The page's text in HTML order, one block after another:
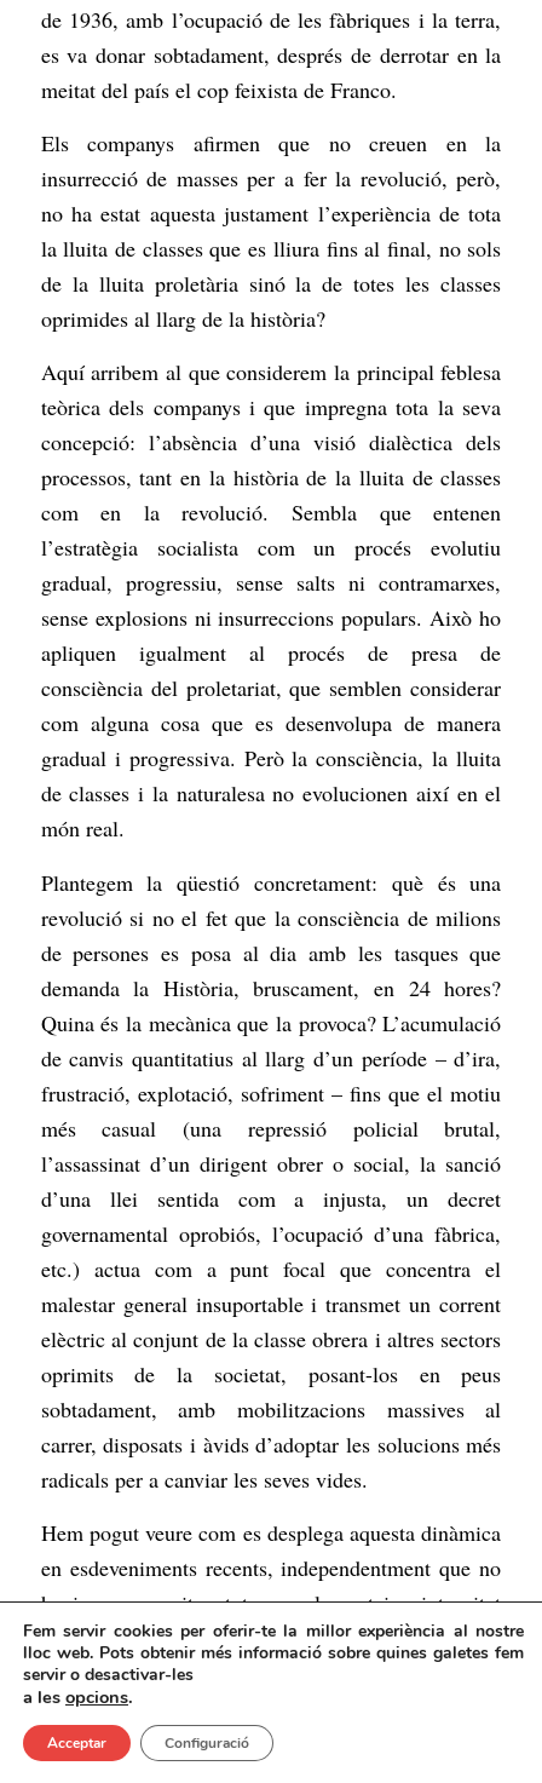
de 1936, amb l’ocupació de les fàbriques i la terra,
es va donar sobtadament, després de derrotar en la
meitat del país el cop feixista de Franco.
Els companys afirmen que no creuen en la
insurrecció de masses per a fer la revolució, però,
no ha estat aquesta justament l’experiència de tota
la lluita de classes que es lliura fins al final, no sols
de la lluita proletària sinó la de totes les classes
oprimides al llarg de la història?
Aquí arribem al que considerem la principal feblesa
teòrica dels companys i que impregna tota la seva
concepció: l’absència d’una visió dialèctica dels
processos, tant en la història de la lluita de classes
com en la revolució. Sembla que entenen
l’estratègia socialista com un procés evolutiu
gradual, progressiu, sense salts ni contramarxes,
sense explosions ni insurreccions populars. Això ho
apliquen igualment al procés de presa de
consciència del proletariat, que semblen considerar
com alguna cosa que es desenvolupa de manera
gradual i progressiva. Però la consciència, la lluita
de classes i la naturalesa no evolucionen així en el
món real.
Plantegem la qüestió concretament: què és una
revolució si no el fet que la consciència de milions
de persones es posa al dia amb les tasques que
demanda la Història, bruscament, en 24 hores?
Quina és la mecànica que la provoca? L’acumulació
de canvis quantitatius al llarg d’un període – d’ira,
frustració, explotació, sofriment – fins que el motiu
més casual (una repressió policial brutal,
l’assassinat d’un dirigent obrer o social, la sanció
d’una llei sentida com a injusta, un decret
governamental oprobiós, l’ocupació d’una fàbrica,
etc.) actua com a punt focal que concentra el
malestar general insuportable i transmet un corrent
elèctric al conjunt de la classe obrera i altres sectors
oprimits de la societat, posant-los en peus
sobtadament, amb mobilitzacions massives al
carrer, disposats i àvids d’adoptar les solucions més
radicals per a canviar les seves vides.
Hem pogut veure com es desplega aquesta dinàmica
en esdeveniments recents, independentment que no
hagin aconseguit a tot arreu la mateixa intensitat
revolucionària. Per exemple, aquest estiu vam tenir
l’aixecament revolucionari a Sri Lanka on les
masses van prendre per assalt el palau presidencial,
després de mesos de caos per les pujades de preus i
Fem servir cookies per oferir-te la millor experiència al nostre
lloc web. Pots obtenir més informació sobre quines galetes fem
servir o desactivar-les
a les opcions.
Acceptar Configuració